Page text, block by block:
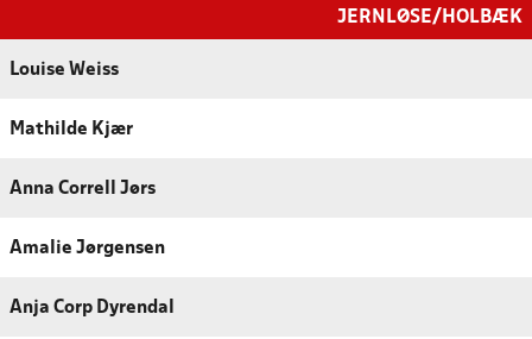
JERNLØSE/HOLBÆK
Louise Weiss
Mathilde Kjær
Anna Correll Jørs
Amalie Jørgensen
Anja Corp Dyrendal